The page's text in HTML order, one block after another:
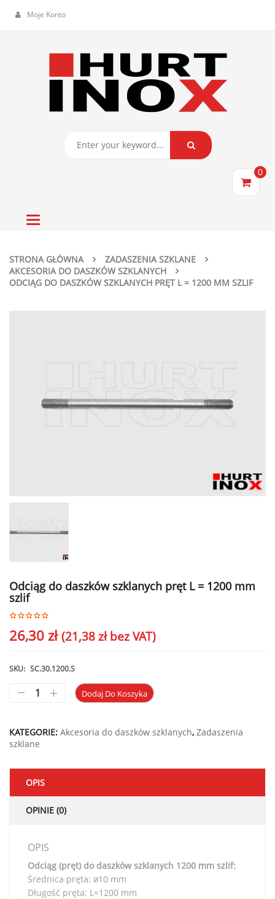
Moje Konto
0
Toggle
STRONA GŁÓWNA
ZADASZENIA SZKLANE
AKCESORIA DO DASZKÓW SZKLANYCH
ODCIĄG DO DASZKÓW SZKLANYCH PRĘT L = 1200 MM SZLIF
Odciąg do daszków szklanych pręt L = 1200 mm
szlif
26,30 zł (21,38 złbez VAT)
SKU: SC.30.1200.S
Dodaj Do Koszyka
KATEGORIE: Akcesoria do daszków szklanych, Zadaszenia
szklane
OPIS
OPINIE (0)
OPIS
Odciąg (pręt) do daszków szklanych 1200 mm szlif:
Średnica pręta: ø10 mm
Długość pręta: L=1200 mm